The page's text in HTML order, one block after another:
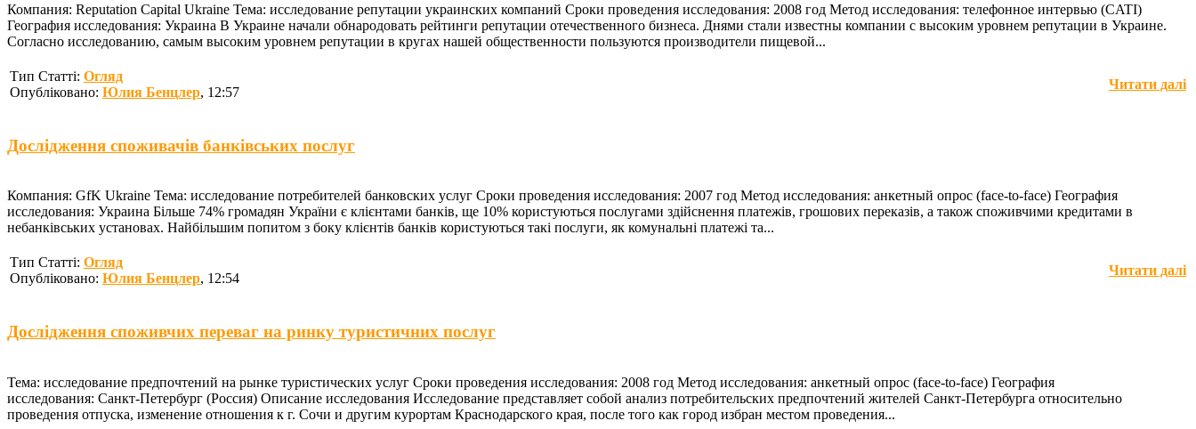
Компания: Reputation Capital Ukraine Тема: исследование репутации украинских компаний Сроки проведения исследования: 2008 год Метод исследования: телефонное интервью (CATI)
География исследования: Украина В Украине начали обнародовать рейтинги репутации отечественного бизнеса. Днями стали известны компании с высоким уровнем репутации в Украине.
Согласно исследованию, самым высоким уровнем репутации в кругах нашей общественности пользуются производители пищевой...
Тип Статті: Огляд
Опубліковано: Юлия Бенцлер, 12:57
Читати далі
Дослідження споживачів банківських послуг
Компания: GfK Ukraine Тема: исследование потребителей банковских услуг Сроки проведения исследования: 2007 год Метод исследования: анкетный опрос (face-to-face) География
исследования: Украина Більше 74% громадян України є клієнтами банків, ще 10% користуються послугами здійснення платежів, грошових переказів, а також споживчими кредитами в
небанківських установах. Найбільшим попитом з боку клієнтів банків користуються такі послуги, як комунальні платежі та...
Тип Статті: Огляд
Опубліковано: Юлия Бенцлер, 12:54
Читати далі
Дослідження споживчих переваг на ринку туристичних послуг
Тема: исследование предпочтений на рынке туристических услуг Сроки проведения исследования: 2008 год Метод исследования: анкетный опрос (face-to-face) География
исследования: Санкт-Петербург (Россия) Описание исследования Исследование представляет собой анализ потребительских предпочтений жителей Санкт-Петербурга относительно
проведения отпуска, изменение отношения к г. Сочи и другим курортам Краснодарского края, после того как город избран местом проведения...